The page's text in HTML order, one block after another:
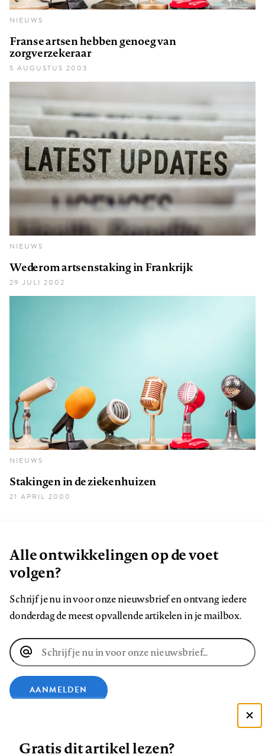
NIEUWS
Franse artsen hebben genoeg van
zorgverzekeraar
5 AUGUSTUS 2003
NIEUWS
Wederom artsenstaking in Frankrijk
29 JULI 2002
NIEUWS
Stakingen in de ziekenhuizen
21 APRIL 2000
Alle ontwikkelingen op de voet
volgen?
Schrijf je nu in voor onze nieuwsbrief en ontvang iedere
donderdag de meest opvallende artikelen in je mailbox.
E-
mailadres
AANMELDEN
Zie onze cookie policy
Gratis dit artikel lezen?